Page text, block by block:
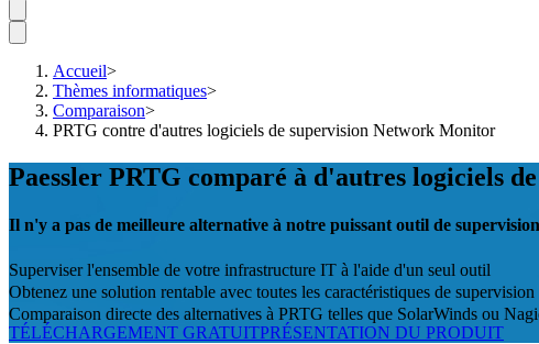
Accueil>
Thèmes informatiques>
Comparaison>
PRTG contre d'autres logiciels de supervision Network Monitor
Paessler PRTG comparé à d'autres logiciels
Il n'y a pas de meilleure alternative à notre puissant outil de
Superviser l'ensemble de votre infrastructure IT à l'aide d'un seul outil
Obtenez une solution rentable avec toutes les caractéristiques de supervision
Comparaison directe des alternatives à PRTG telles que SolarWinds ou
TÉLÉCHARGEMENT GRATUITPRÉSENTATION DU PRODUIT